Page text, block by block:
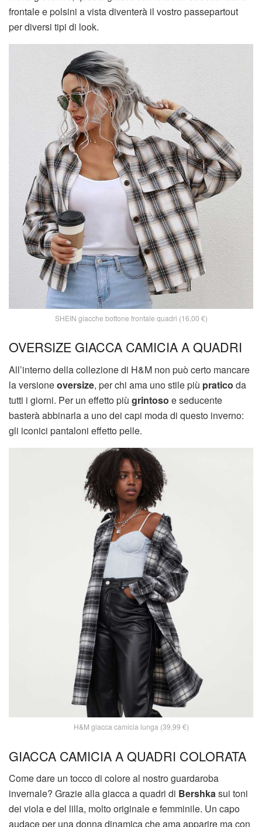
frontale e polsini a vista diventerà il vostro passepartout
per diversi tipi di look.
SHEIN giacche bottone frontale quadri (16,00 €)
OVERSIZE GIACCA CAMICIA A QUADRI
All’interno della collezione di H&M non può certo mancare
la versioneoversize, per chi ama uno stile più pratico da
tutti i giorni. Per un effetto più grintoso e seducente
basterà abbinarla a uno dei capi moda di questo inverno:
gli iconici pantaloni effetto pelle.
H&M giacca camicia lunga (39,99 €)
GIACCA CAMICIA A QUADRI COLORATA
Come dare un tocco di colore al nostro guardaroba
invernale? Grazie alla giacca a quadri di Bershkasui toni
dei viola e del lilla, molto originale e femminile. Un capo
audace per una donna dinamica che ama apparire ma con